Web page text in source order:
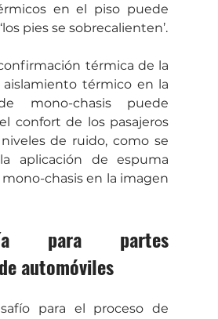
en el piso puede
pies se sobrecalienten’.
térmica de la
aislamiento térmico en la
mono-chasis puede
confort de los pasajeros
de ruido, como se
aplicación de espuma
chasis en la imagen
para partes
automóviles
para el proceso de